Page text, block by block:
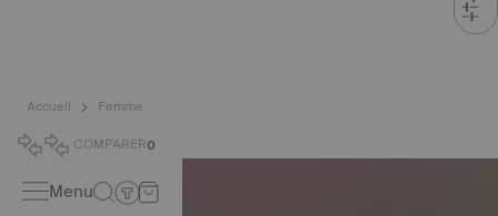
Accueil
Femme
COMPARER0
Menu